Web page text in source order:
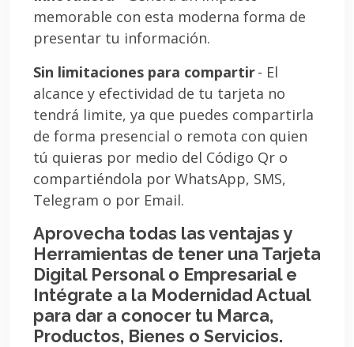
memorable con esta moderna forma de
presentar tu información.
Sin limitaciones para compartir- El
alcance y efectividad de tu tarjeta no
tendrá limite, ya que puedes compartirla
de forma presencial o remota con quien
tú quieras por medio del Código Qr o
compartiéndola por WhatsApp, SMS,
Telegram o por Email.
Aprovecha todas las ventajas y
Herramientas de tener una Tarjeta
Digital Personal o Empresarial e
Intégrate a la Modernidad Actual
para dar a conocer tu Marca,
Productos, Bienes o Servicios.